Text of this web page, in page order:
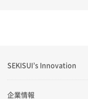
SEKISUI’s Innovation
SEKISUI’s Innovation
企業情報